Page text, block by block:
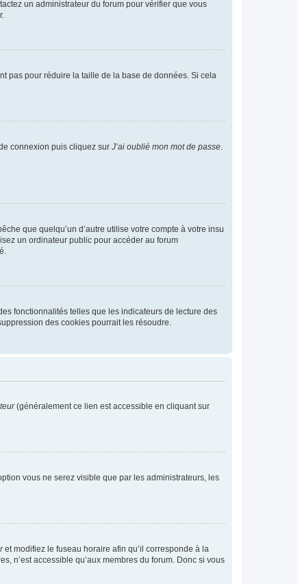
un administrateur du forum pour vérifier que vous
pas pour réduire la taille de la base de données. Si cela
connexion puis cliquez sur J’ai oublié mon mot de passe
que quelqu’un d’autre utilise votre compte à votre insu
un ordinateur public pour accéder au forum
fonctionnalités telles que les indicateurs de lecture des
des cookies pourrait les résoudre.
(généralement ce lien est accessible en cliquant sur
vous ne serez visible que par les administrateurs, les
et modifiez le fuseau horaire afin qu’il corresponde à la
n’est accessible qu’aux membres du forum. Donc si vous